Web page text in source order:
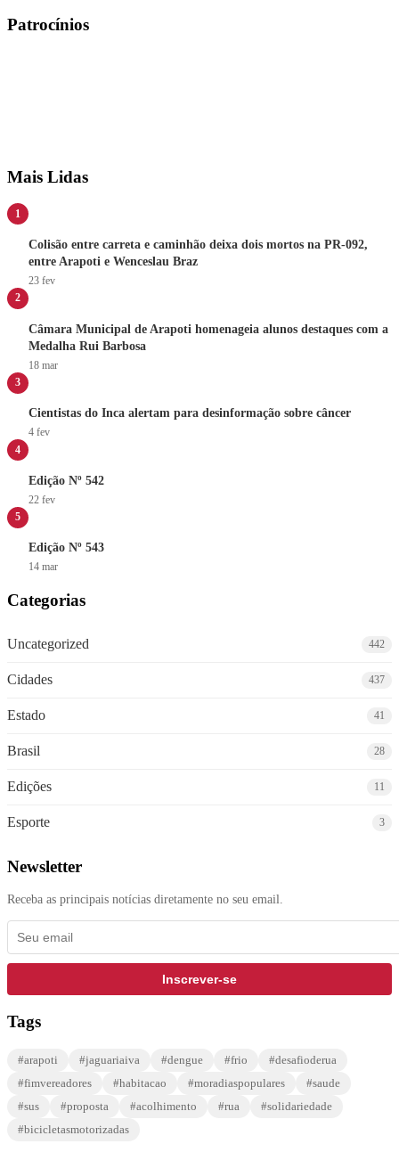
Patrocínios
Mais Lidas
1
Colisão entre carreta e caminhão deixa dois mortos na PR-092,
entre Arapoti e Wenceslau Braz
23 fev
2
Câmara Municipal de Arapoti homenageia alunos destaques com a
Medalha Rui Barbosa
18 mar
3
Cientistas do Inca alertam para desinformação sobre câncer
4 fev
4
Edição Nº 542
22 fev
5
Edição Nº 543
14 mar
Categorias
Uncategorized 442
Cidades 437
Estado 41
Brasil 28
Edições 11
Esporte 3
Newsletter
Receba as principais notícias diretamente no seu email.
Inscrever-se
Tags
#arapoti #jaguariaiva #dengue #frio
#desafioderua
#fimvereadores
#habitacao #moradiaspopulares
#saude
#sus
#proposta #acolhimento #rua
#solidariedade
#bicicletasmotorizadas